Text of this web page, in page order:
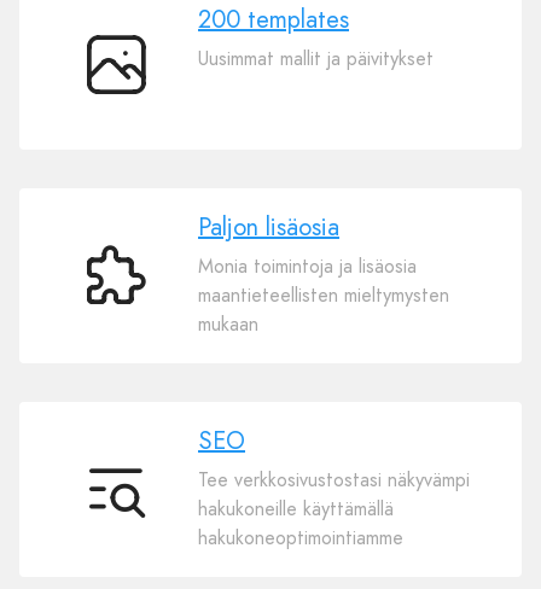
200
200 templates
Uusimmat mallit ja päivitykset
Paljon
Paljon lisäosia
Monia toimintoja ja lisäosia
maantieteellisten mieltymysten
mukaan
SEO
SEO
Tee verkkosivustostasi näkyvämpi
hakukoneille käyttämällä
hakukoneoptimointiamme